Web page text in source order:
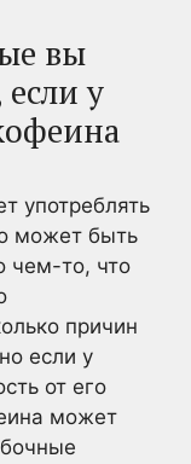
вы
у
употреблять
может быть
чем-то, что
причин
если у
от его
может